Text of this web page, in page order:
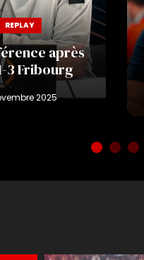
REPLAY
après
3 Fribourg